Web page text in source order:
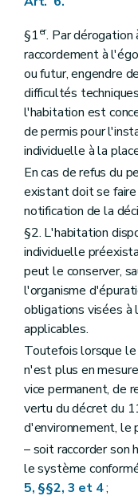
§1er. Par dérogation
raccordement à
ou futur, engendre
difficultés
l'habitation est
de permis pour
individuelle à la
En cas de refus du
existant doit se
notification de la
§2. L'habitation
individuelle
peut le conserver,
l'organisme
obligations visées
applicables.
Toutefois lorsque
n'est plus en
vice permanent, de
vertu du décret du
d'environnement, le
– soit raccorder son
le système
5, §§2, 3 et 4;